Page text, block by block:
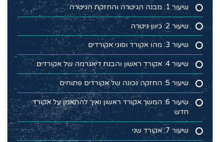
שיעור 1: מבנה הגיטרה והחזקת הגיטרה
שיעור 2: כיוון גיטרה
שיעור 3: מהו אקורד וסוגי אקורדים
שיעור 4: אקורד ראשון והבנת דיאגרמה של אקורדים
שיעור 5: החזקה נכונה של אקורדים פתוחים
שיעור 6: המשך אקורד ראשון ואיך להתאמן על אקורד
חדש
שיעור 7: אקורד שני